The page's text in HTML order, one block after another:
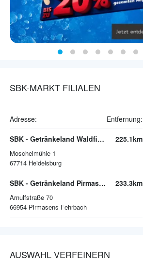
SBK-MARKT FILIALEN
Adresse: Entfernung:
SBK - Getränkeland Waldfischbach
Moschelmühle 1
67714 Heidelsburg
225.1km
SBK - Getränkeland Pirmasens
Arnulfstraße 70
66954 Pirmasens Fehrbach
233.3km
AUSWAHL VERFEINERN